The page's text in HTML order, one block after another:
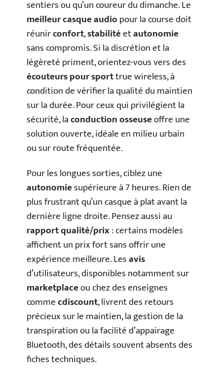
sentiers ou qu’un coureur du dimanche. Le
meilleur casque audiopour la course doit
réunirconfort,stabilitéetautonomie
sans compromis. Si la discrétion et la
légèreté priment, orientez-vous vers des
écouteurs pour sporttrue wireless, à
condition de vérifier la qualité du maintien
sur la durée. Pour ceux qui privilégient la
sécurité, laconduction osseuseoffre une
solution ouverte, idéale en milieu urbain
ou sur route fréquentée.
Pour les longues sorties, ciblez une
autonomiesupérieure à 7 heures. Rien de
plus frustrant qu’un casque à plat avant la
dernière ligne droite. Pensez aussi au
rapport qualité/prix: certains modèles
affichent un prix fort sans offrir une
expérience meilleure. Lesavis
d’utilisateurs, disponibles notamment sur
marketplaceou chez des enseignes
commecdiscount, livrent des retours
précieux sur le maintien, la gestion de la
transpiration ou la facilité d’appairage
Bluetooth, des détails souvent absents des
fiches techniques.